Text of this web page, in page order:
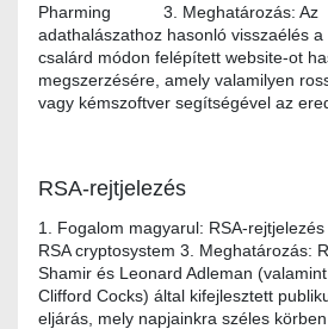
Pharming 3. Meghatározás: Az
adathalászathoz hasonló visszaélés
csalárd módon felépített website-ot
megszerzésére, amely valamilyen
vagy kémszoftver segítségével az
RSA-rejtjelezés
1. Fogalom magyarul: RSA-
RSA cryptosystem 3. Meghatározás:
Shamir és Leonard Adleman
Clifford Cocks) által kifejlesztett
eljárás, mely napjainkra széles